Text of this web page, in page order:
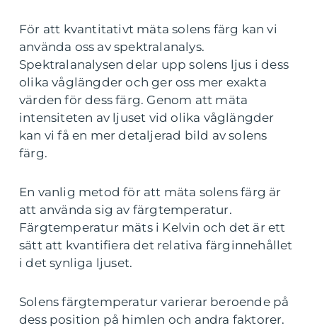
För att kvantitativt mäta solens färg kan vi
använda oss av spektralanalys.
Spektralanalysen delar upp solens ljus i dess
olika våglängder och ger oss mer exakta
värden för dess färg. Genom att mäta
intensiteten av ljuset vid olika våglängder
kan vi få en mer detaljerad bild av solens
färg.
En vanlig metod för att mäta solens färg är
att använda sig av färgtemperatur.
Färgtemperatur mäts i Kelvin och det är ett
sätt att kvantifiera det relativa färginnehållet
i det synliga ljuset.
Solens färgtemperatur varierar beroende på
dess position på himlen och andra faktorer.